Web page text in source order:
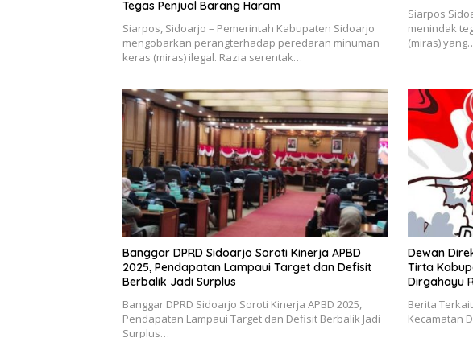
Tegas Penjual Barang Haram
Siarpos, Sidoarjo – Pemerintah Kabupaten Sidoarjo
mengobarkan perangterhadap peredaran minuman
keras (miras) ilegal. Razia serentak…
Siarpos
menindak
(miras)
Banggar DPRD Sidoarjo Soroti Kinerja APBD
2025, Pendapatan Lampaui Target dan Defisit
Berbalik Jadi Surplus
Banggar DPRD Sidoarjo Soroti Kinerja APBD 2025,
Pendapatan Lampaui Target dan Defisit Berbalik Jadi
Surplus…
Dewan
Tirta
Dirgahayu
Berita
Kecamatan